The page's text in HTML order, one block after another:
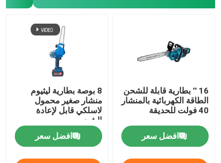
16 '' بطارية قابلة للشحن
الطاقة الكهربائية بالمنشار
40 فولت للحديقة
افضل سعر
8 بوصة بطارية ليثيوم
منشار صغير محمول
لاسلكي قابل لإعادة
الشحن
افضل سعر